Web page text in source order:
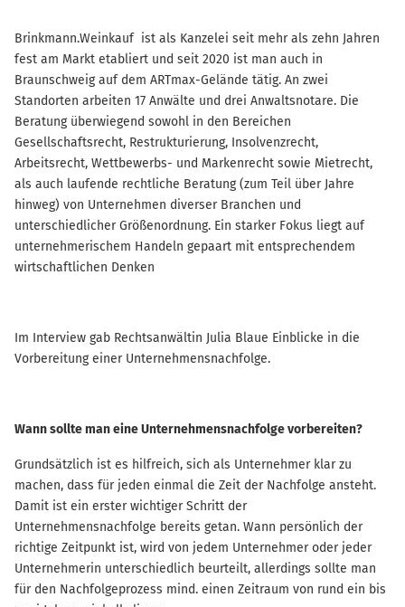
Brinkmann.Weinkauf ist als Kanzelei seit mehr als zehn Jahren
fest am Markt etabliert und seit 2020 ist man auch in
Braunschweig auf dem ARTmax-Gelände tätig. An zwei
Standorten arbeiten 17 Anwälte und drei Anwaltsnotare. Die
Beratung überwiegend sowohl in den Bereichen
Gesellschaftsrecht, Restrukturierung, Insolvenzrecht,
Arbeitsrecht, Wettbewerbs- und Markenrecht sowie Mietrecht,
als auch laufende rechtliche Beratung (zum Teil über Jahre
hinweg) von Unternehmen diverser Branchen und
unterschiedlicher Größenordnung. Ein starker Fokus liegt auf
unternehmerischem Handeln gepaart mit entsprechendem
wirtschaftlichen Denken
Im Interview gab Rechtsanwältin Julia Blaue Einblicke in die
Vorbereitung einer Unternehmensnachfolge.
Wann sollte man eine Unternehmensnachfolge vorbereiten?
Grundsätzlich ist es hilfreich, sich als Unternehmer klar zu
machen, dass für jeden einmal die Zeit der Nachfolge ansteht.
Damit ist ein erster wichtiger Schritt der
Unternehmensnachfolge bereits getan. Wann persönlich der
richtige Zeitpunkt ist, wird von jedem Unternehmer oder jeder
Unternehmerin unterschiedlich beurteilt, allerdings sollte man
für den Nachfolgeprozess mind. einen Zeitraum von rund ein bis